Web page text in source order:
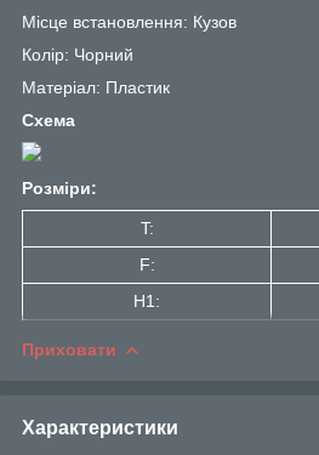
Місце встановлення: Кузов
Колір: Чорний
Матеріал: Пластик
Схема
Розміри:
T:
F:
H1:
Приховати
Характеристики